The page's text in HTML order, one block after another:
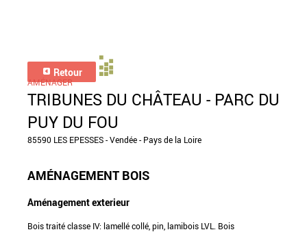
Retour
AMÉNAGER
TRIBUNES DU CHÂTEAU - PARC DU
PUY DU FOU
85590 LES EPESSES - Vendée - Pays de la Loire
AMÉNAGEMENT BOIS
Aménagement exterieur
Bois traité classe IV: lamellé collé, pin, lamibois LVL. Bois